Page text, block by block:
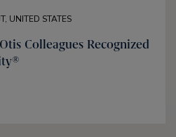
UNITED STATES
Colleagues Recognized